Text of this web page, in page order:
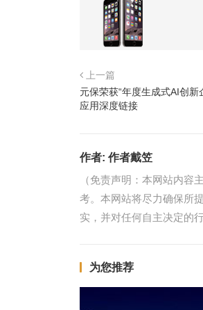
上一篇
元保荣获“年度生成式AI创
应用深度链接
作者: 作者戴笠
（免责声明：本网站内容
考。本网站将尽力确保所
实，并对任何自主决定的行
为您推荐